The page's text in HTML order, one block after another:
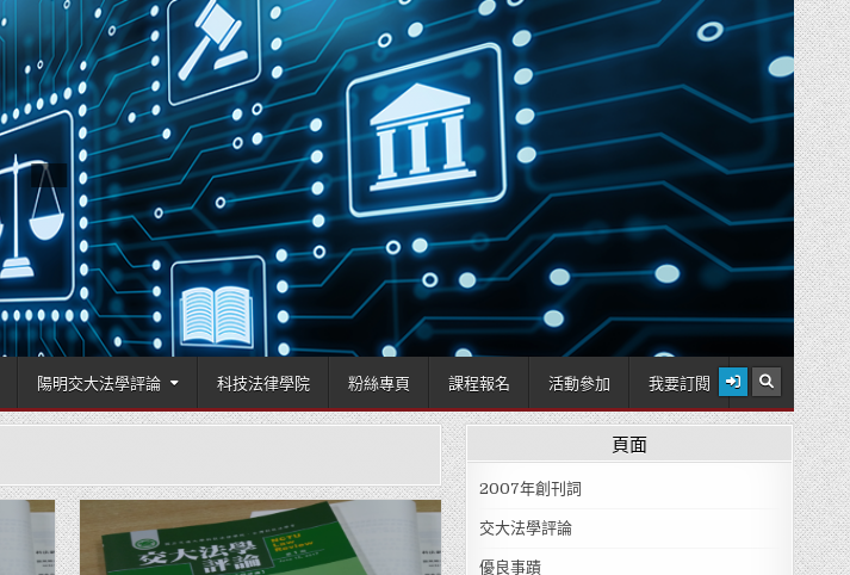
2026 年 8 月 8 日
國立陽明交通大學科技法律學院
陽明交大法學評論 科技法律學院 粉絲專頁 課程報名 活動參加 我要訂閱
Posted in
頁面
2007年創刊詞
交大法學評論
優良事蹟